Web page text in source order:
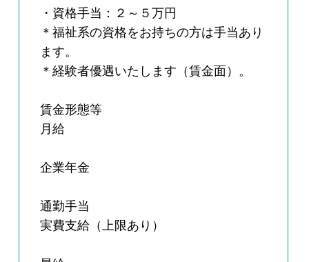
・資格手当：２～５万円
＊福祉系の資格をお持ちの方は手当あり
ます。
＊経験者優遇いたします（賃金面）。
賃金形態等
月給
企業年金
通勤手当
実費支給（上限あり）